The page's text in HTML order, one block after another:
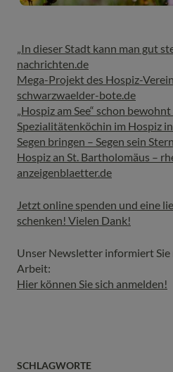
„In dieser Stadt kann man gut
nachrichten.de
Mega-Projekt des Hospiz-
schwarzwaelder-bote.de
„Hospiz am See“ schon
Spezialitätenköchin im Hospiz
Segen bringen – Segen sein
Hospiz an St. Bartholomäus –
anzeigenblaetter.de
Jetzt online spenden und eine
schenken! Vielen Dank!
Unser Newsletter informiert
Arbeit:
Hier können Sie sich anmelden!
SCHLAGWORTE